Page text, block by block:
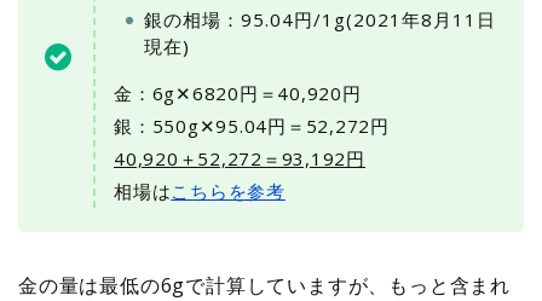
銀の相場：95.04円/1g(2021年8月11日
現在)
金：6g✕6820円＝40,920円
銀：550g✕95.04円＝52,272円
40,920＋52,272＝93,192円
相場はこちらを参考
金の量は最低の6gで計算していますが、もっと含まれ